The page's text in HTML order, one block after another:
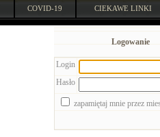
COVID-19 CIEKAWE LINKI
Logowanie
Login
Hasło
zapamiętaj mnie przez